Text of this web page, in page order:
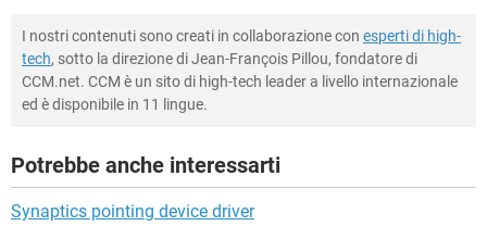
I nostri contenuti sono creati in collaborazione con esperti di high-
tech, sotto la direzione di Jean-François Pillou, fondatore di
CCM.net. CCM è un sito di high-tech leader a livello internazionale
ed è disponibile in 11 lingue.
Potrebbe anche interessarti
Synaptics pointing device driver